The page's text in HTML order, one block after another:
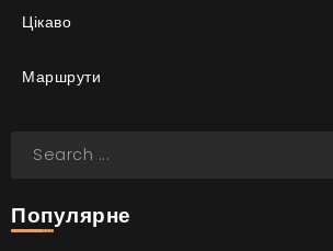
Цікаво
Маршрути
Популярне